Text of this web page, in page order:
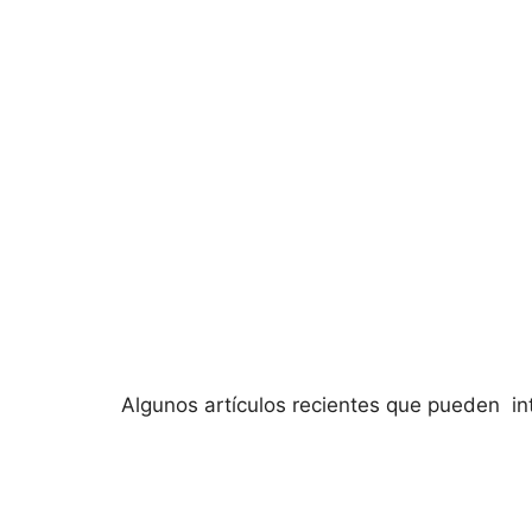
Algunos artículos recientes que pueden